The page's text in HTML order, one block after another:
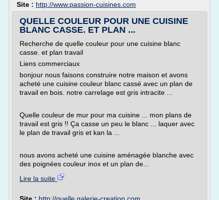
Site : http://www.passion-cuisines.com
QUELLE COULEUR POUR UNE CUISINE
BLANC CASSE. ET PLAN ...
Recherche de quelle couleur pour une cuisine blanc
casse. et plan travail
Liens commerciaux
bonjour nous faisons construire notre maison et avons
acheté une cuisine couleur blanc cassé avec un plan de
travail en bois. notre carrelage est gris intracite ...
Quelle couleur de mur pour ma cuisine ... mon plans de
travail est gris !! Ça casse un peu le blanc ... laquer avec
le plan de travail gris et kan la ...
nous avons acheté une cuisine aménagée blanche avec
des poignées couleur inox et un plan de...
Lire la suite